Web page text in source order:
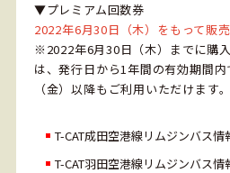
▼プレミアム回数券
2022年6月30日（木）をもって販
※2022年6月30日（木）までに購
は、発行日から1年間の有効期間
（金）以降もご利用いただけます。
T-CAT成田空港線リムジンバス情
T-CAT羽田空港線リムジンバス情